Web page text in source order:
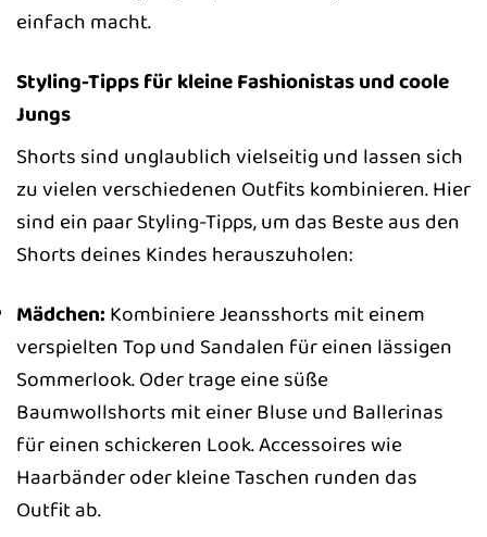
einfach macht.
Styling-Tipps für kleine Fashionistas und coole
Jungs
Shorts sind unglaublich vielseitig und lassen sich
zu vielen verschiedenen Outfits kombinieren. Hier
sind ein paar Styling-Tipps, um das Beste aus den
Shorts deines Kindes herauszuholen:
Mädchen: Kombiniere Jeansshorts mit einem
verspielten Top und Sandalen für einen lässigen
Sommerlook. Oder trage eine süße
Baumwollshorts mit einer Bluse und Ballerinas
für einen schickeren Look. Accessoires wie
Haarbänder oder kleine Taschen runden das
Outfit ab.